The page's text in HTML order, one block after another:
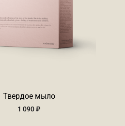
Твердое мыло
1 090₽